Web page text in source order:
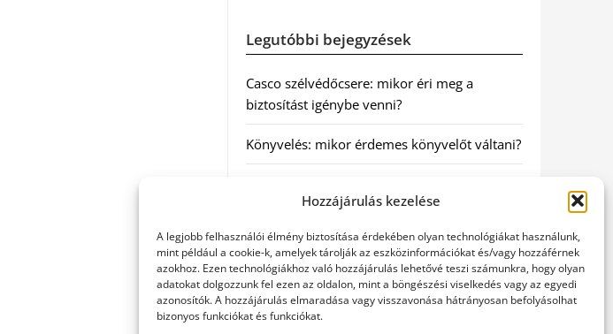
Hozzájárulás kezelése
A legjobb felhasználói élmény biztosítása érdekében olyan technológiákat használunk,
mint például a cookie-k, amelyek tárolják az eszközinformációkat és/vagy hozzáférnek
azokhoz. Ezen technológiákhoz való hozzájárulás lehetővé teszi számunkra, hogy olyan
adatokat dolgozzunk fel ezen az oldalon, mint a böngészési viselkedés vagy az egyedi
azonosítók. A hozzájárulás elmaradása vagy visszavonása hátrányosan befolyásolhat
bizonyos funkciókat és funkciókat.
Legutóbbi bejegyzések
Casco szélvédőcsere: mikor éri meg a
biztosítást igénybe venni?
Könyvelés: mikor érdemes könyvelőt váltani?
szakszerű jogi háttér a biztonságos
Munkajogi ügyvéd: miért nem érdemes várni
a jogi segítséggel